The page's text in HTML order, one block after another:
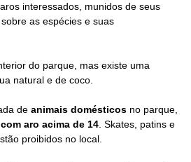
interessados, munidos de seus
as espécies e suas
do parque, mas existe uma
natural e de coco.
de animais domésticos no parque,
aro acima de 14 . Skates, patins e
proibidos no local.